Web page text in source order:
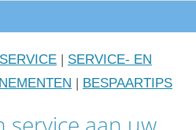
| SERVICE- EN
| BESPAARTIPS